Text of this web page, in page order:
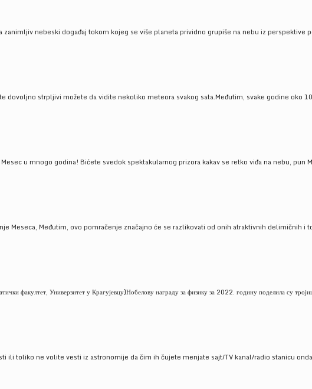
zanimljiv nebeski događaj tokom kojeg se više planeta prividno grupiše na nebu iz perspektive
dovoljno strpljivi možete da vidite nekoliko meteora svakog sata.Međutim, svake godine oko
u mnogo godina! Bićete svedok spektakularnog prizora kakav se retko viđa na nebu, pun
Meseca, Međutim, ovo pomračenje značajno će se razlikovati od onih atraktivnih delimičnih i
факултет, Универзитет у Крагујевцу)Нобелову награду за физику за 2022. годину поделила су
toliko ne volite vesti iz astronomije da čim ih čujete menjate sajt/TV kanal/radio stanicu